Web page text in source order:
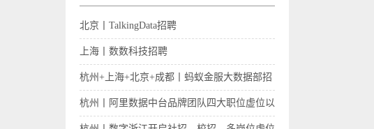
北京丨TalkingData招聘
上海丨数数科技招聘
杭州+上海+北京+成都丨蚂蚁金服大数据部招
聘
杭州丨阿里数据中台品牌团队四大职位虚位以